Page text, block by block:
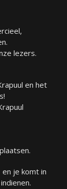
lezers.
en het
en je komt in